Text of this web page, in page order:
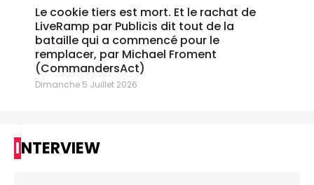
Le cookie tiers est mort. Et le rachat de
LiveRamp par Publicis dit tout de la
bataille qui a commencé pour le
remplacer, par Michael Froment
(CommandersAct)
Dimanche 5 Juillet 2026
INTERVIEW